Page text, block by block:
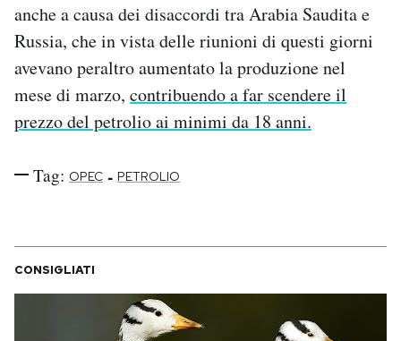
anche a causa dei disaccordi tra Arabia Saudita e
Russia, che in vista delle riunioni di questi giorni
avevano peraltro aumentato la produzione nel
mese di marzo, contribuendo a far scendere il
prezzo del petrolio ai minimi da 18 anni.
Tag: OPEC - PETROLIO
CONSIGLIATI